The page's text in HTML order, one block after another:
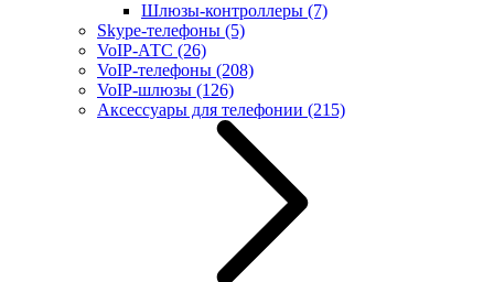
Шлюзы-контроллеры (7)
Skype-телефоны (5)
VoIP-АТС (26)
VoIP-телефоны (208)
VoIP-шлюзы (126)
Аксессуары для телефонии (215)